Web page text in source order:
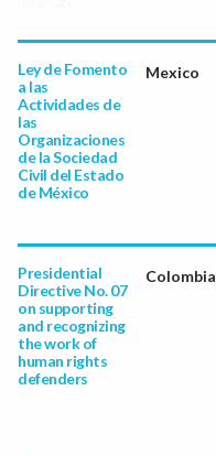
Ley de Fomento
a las
Actividades de
las
Organizaciones
de la Sociedad
Civil del Estado
de México
Mexico
Presidential
Directive No. 07
on supporting
and recognizing
the work of
human rights
defenders
Colombia